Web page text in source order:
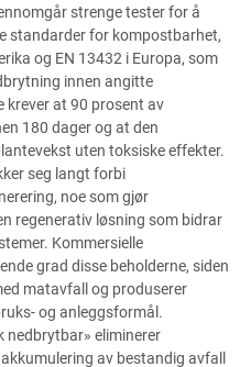
strenge tester for å
standarder for kompostbarhet,
og EN 13432 i Europa, som
innen angitte
krever at 90 prosent av
180 dager og at den
uten toksiske effekter.
seg langt forbi
noe som gjør
regenerativ løsning som bidrar
Kommersielle
grad disse beholderne, siden
matavfall og produserer
og anleggsformål.
nedbrytbar» eliminerer
av bestandig avfall